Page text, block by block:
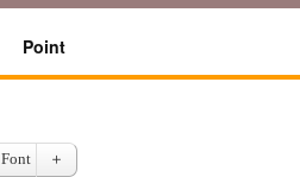
Point
Font ＋